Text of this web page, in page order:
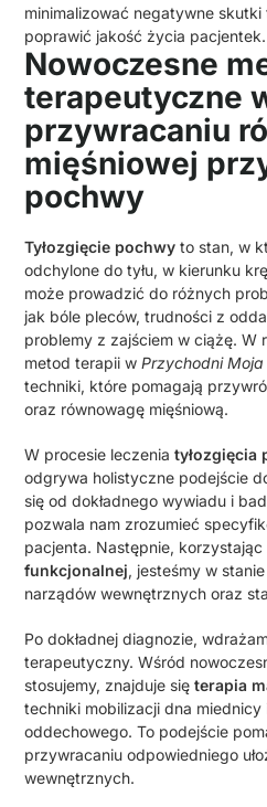
minimalizować negatywne
poprawić jakość życia pacjentek.
Nowoczesne
terapeutyczne
przywracaniu
mięśniowej
pochwy
Tyłozgięcie pochwy to stan, w
odchylone do tyłu, w kierunku
może prowadzić do różnych
jak bóle pleców, trudności z
problemy z zajściem w ciążę. W
metod terapii wPrzychodni Moja
techniki, które pomagają
oraz równowagę mięśniową.
W procesie leczeniatyłozgięcia
odgrywa holistyczne podejście
się od dokładnego wywiadu i
pozwala nam zrozumieć
pacjenta. Następnie, korzystając
funkcjonalnej, jesteśmy w
narządów wewnętrznych oraz
Po dokładnej diagnozie,
terapeutyczny. Wśród
stosujemy, znajduje sięterapia
techniki mobilizacji dna
oddechowego. To podejście
przywracaniu odpowiedniego
wewnętrznych.